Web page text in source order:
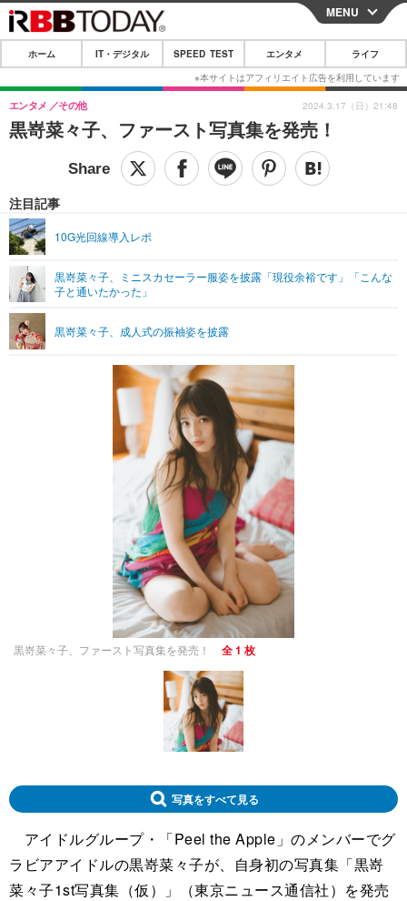
CLOSE
ホーム
IT・デジタル
IT・デジタルTOP スマートフォン
ネタ ガジェット・ツール
SPEED TEST
エンタメ
音楽 スポーツ
ライフ
ペット ショッピング
その他
リリース一覧
プッシュ通知の停止方法
MENU
ホーム IT・デジタル SPEED TEST エンタメ ライフ
黒嵜菜々子、ファースト写真集を発売！
エンタメ その他
注目記事
10G光回線導入レポ
黒嵜菜々子、ミニスカセーラー服姿を披露「現役余裕です」「こんな
子と通いたかった」
黒嵜菜々子、成人式の振袖姿を披露
2024.3.17（日）21:48
黒嵜菜々子、ファースト写真集を発売！ 全 1 枚
写真をすべて見る
アイドルグループ・「Peel the Apple」のメンバーでグ
ラビアアイドルの黒嵜菜々子が、自身初の写真集「黒嵜
菜々子1st写真集（仮）」（東京ニュース通信社）を発売